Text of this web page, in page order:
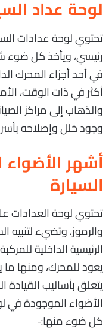
لوحة عداد
رئيسي، ويأخذ كل ضوء
في أحد أجزاء المحرك
أكثر في ذات الوقت،
والذهاب إلى مراكز
وجود خلل وإصلاحه
أشهر
السيارة
تحتوي لوحة العدادات
والرموز، وتضيء
الرئيسية الداخلية
يعود للمحرك، ومنها ما
يتعلق بأساليب
الأضواء الموجودة في
كل ضوء منها:-